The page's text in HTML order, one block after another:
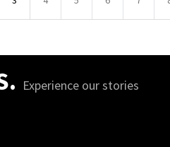
Experience our stories